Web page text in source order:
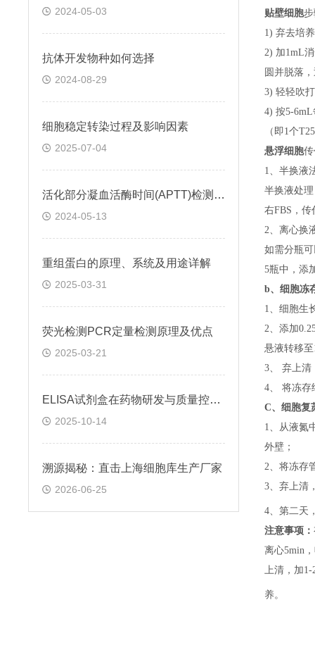
2024-05-03
抗体开发物种如何选择
2024-08-29
细胞稳定转染过程及影响因素
2025-07-04
活化部分凝血活酶时间(APTT)检测试剂盒 (鞣花酸凝固法)
2024-05-13
重组蛋白的原理、系统及用途详解
2025-03-31
荧光检测PCR定量检测原理及优点
2025-03-21
ELISA试剂盒在药物研发与质量控制中的应用实践
2025-10-14
溯源揭秘：直击上海细胞库生产厂家
2026-06-25
贴壁细胞
1) 弃去培
2) 加1mL
圆并脱落
3) 轻轻吹
4) 按5-
（即1个
悬浮细胞
1、半换液
半换液处
右FBS，
2、离心换
如需分瓶
5瓶中，添
b、 细胞冻
1、细胞生
2、添加
悬液转移
3、 弃上清
4、 将冻存
C、 细胞复
1、 从液氮
外壁；
2、 将冻存
3、 弃上清
4、 第二天
注意事项：
离心5min，
上清，加1-
养。